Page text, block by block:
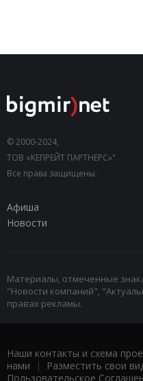
© 2000-2024,
ТОВ «КЕПРЕЙТ ПАРТНЕРС»".
Все права защищены.
Афиша
Новости
Материалы, отмеченные
"Новости компаний",
правах рекламы.
Наши контакты и схема
нами | Разместить свои
Пользовательское